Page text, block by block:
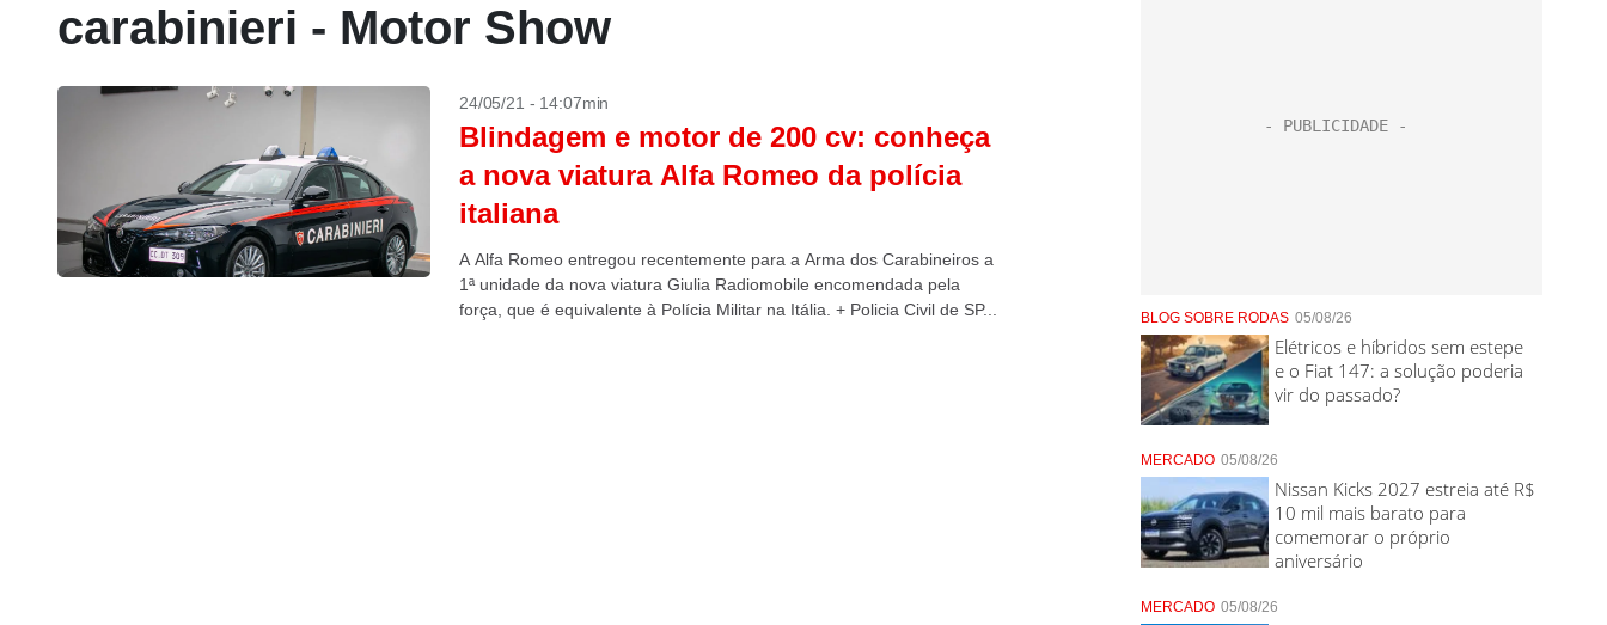
carabinieri - Motor Show
24/05/21 - 14:07min
Blindagem e motor de 200 cv: conheça
a nova viatura Alfa Romeo da polícia
italiana
A Alfa Romeo entregou recentemente para a Arma dos Carabineiros a
1ª unidade da nova viatura Giulia Radiomobile encomendada pela
força, que é equivalente à Polícia Militar na Itália. + Policia Civil de SP...
BLOG SOBRE RODAS 05/08/26
Elétricos e híbridos sem estepe
e o Fiat 147: a solução poderia
vir do passado?
MERCADO 05/08/26
Nissan Kicks 2027 estreia até R$
10 mil mais barato para
comemorar o próprio
aniversário
MERCADO 05/08/26